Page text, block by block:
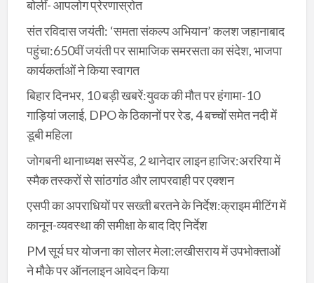
बोलीं- आपलोग प्रेरणास्रोत
संत रविदास जयंती: ‘समता संकल्प अभियान’ कलश जहानाबाद
पहुंचा:650वीं जयंती पर सामाजिक समरसता का संदेश, भाजपा
कार्यकर्ताओं ने किया स्वागत
बिहार दिनभर, 10 बड़ी खबरें:युवक की मौत पर हंगामा-10
गाड़ियां जलाई, DPO के ठिकानों पर रेड, 4 बच्चों समेत नदी में
डूबी महिला
जोगबनी थानाध्यक्ष सस्पेंड, 2 थानेदार लाइन हाजिर:अररिया में
स्मैक तस्करों से सांठगांठ और लापरवाही पर एक्शन
एसपी का अपराधियों पर सख्ती बरतने के निर्देश:क्राइम मीटिंग में
कानून-व्यवस्था की समीक्षा के बाद दिए निर्देश
PM सूर्य घर योजना का सोलर मेला:लखीसराय में उपभोक्ताओं
ने मौके पर ऑनलाइन आवेदन किया